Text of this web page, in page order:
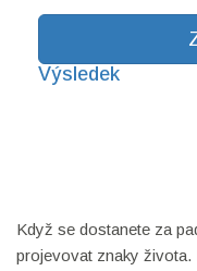
Výsledek
Když se dostanete za
projevovat znaky života.